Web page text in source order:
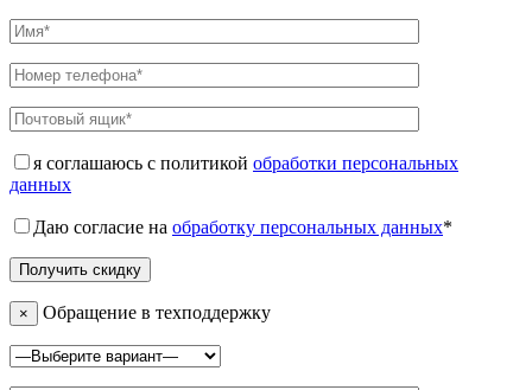
я соглашаюсь с политикой обработки персональных
данных
Даю согласие на обработку персональных данных*
× Обращение в техподдержку